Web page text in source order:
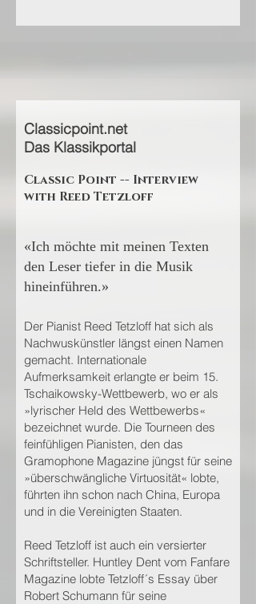
Classicpoint.net
Das Klassikportal
Classic Point -- Interview
with Reed Tetzloff
«Ich möchte mit meinen Texten
den Leser tiefer in die Musik
hineinführen.»
Der Pianist Reed Tetzloff hat sich als
Nachwuskünstler längst einen Namen
gemacht. Internationale
Aufmerksamkeit erlangte er beim 15.
Tschaikowsky-Wettbewerb, wo er als
»lyrischer Held des Wettbewerbs«
bezeichnet wurde. Die Tourneen des
feinfühligen Pianisten, den das
Gramophone Magazine jüngst für seine
»überschwängliche Virtuosität« lobte,
führten ihn schon nach China, Europa
und in die Vereinigten Staaten.
Reed Tetzloff ist auch ein versierter
Schriftsteller. Huntley Dent vom Fanfare
Magazine lobte Tetzloff´s Essay über
Robert Schumann für seine